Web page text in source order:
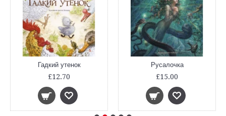
Гадкий утенок
£12.70
Русалочка
£15.00